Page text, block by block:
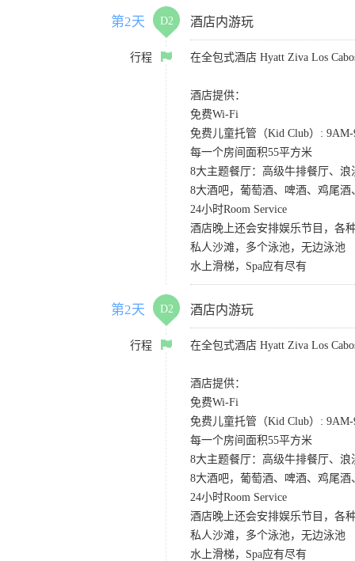
第2天 D2 酒店内游玩
行程 在全包式酒店 Hyatt Ziva Los
酒店提供：
免费Wi-Fi
免费儿童托管（Kid Club）:
每一个房间面积55平方米
8大主题餐厅：高级牛排餐厅、
8大酒吧，葡萄酒、啤酒、鸡尾
24小时Room Service
酒店晚上还会安排娱乐节目，各
私人沙滩，多个泳池，无边泳池
水上滑梯，Spa应有尽有
第2天 D2 酒店内游玩
行程 在全包式酒店 Hyatt Ziva Los
酒店提供：
免费Wi-Fi
免费儿童托管（Kid Club）:
每一个房间面积55平方米
8大主题餐厅：高级牛排餐厅、
8大酒吧，葡萄酒、啤酒、鸡尾
24小时Room Service
酒店晚上还会安排娱乐节目，各
私人沙滩，多个泳池，无边泳池
水上滑梯，Spa应有尽有